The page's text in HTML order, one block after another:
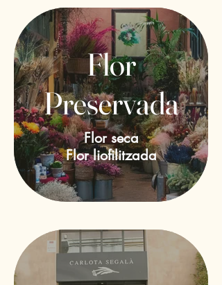
Flor
Preservada
Flor seca
Flor liofilitzada